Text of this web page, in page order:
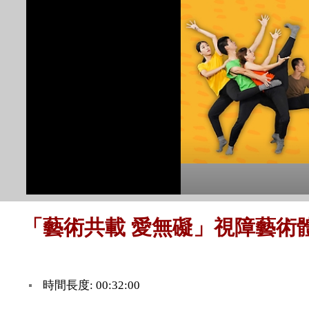
「藝術共載 愛無礙」視障藝術
時間長度: 00:32:00